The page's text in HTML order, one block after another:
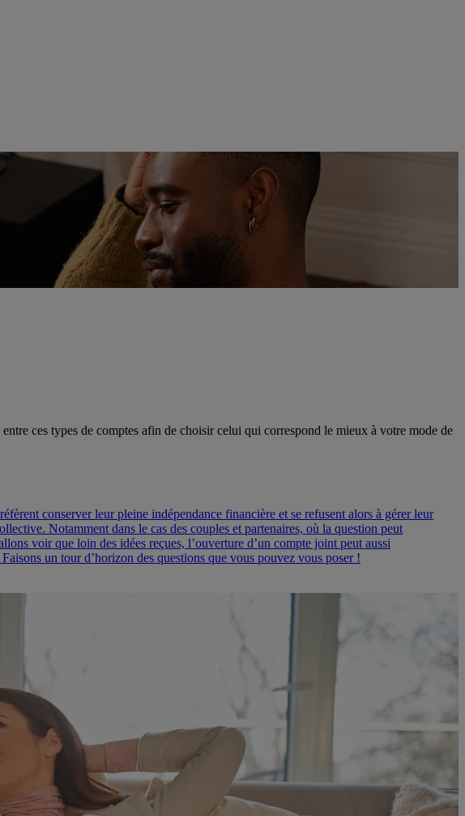
ces types de comptes afin de choisir celui qui correspond le mieux à votre mode de
conserver leur pleine indépendance financière et se refusent alors à gérer leur
Notamment dans le cas des couples et partenaires, où la question peut
voir que loin des idées reçues, l’ouverture d’un compte joint peut aussi
un tour d’horizon des questions que vous pouvez vous poser !